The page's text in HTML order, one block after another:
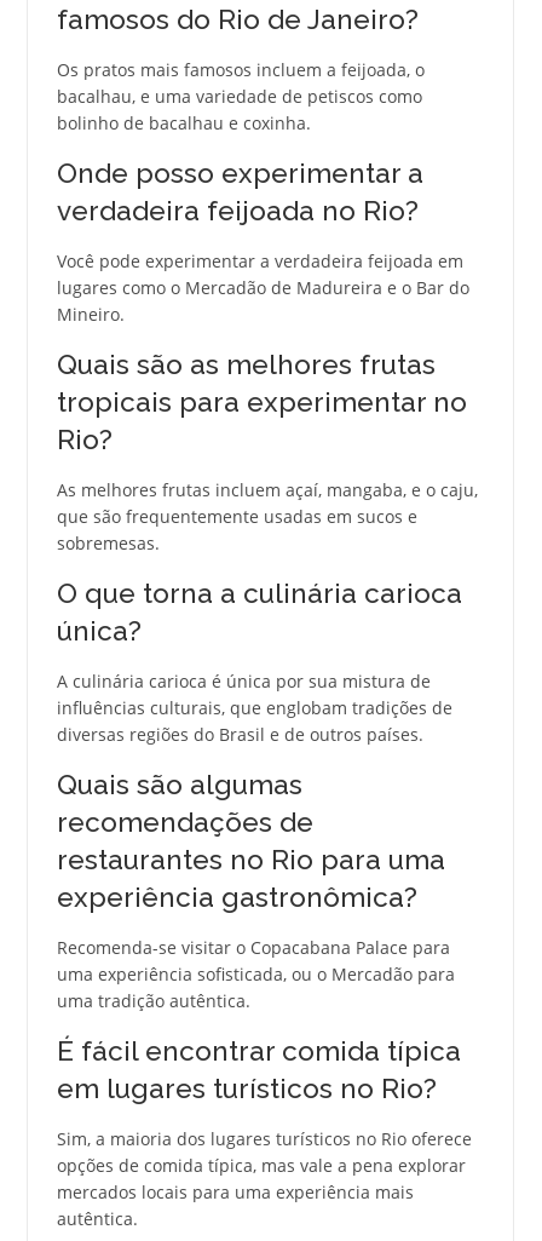
famosos do Rio de Janeiro?
Os pratos mais famosos incluem a feijoada, o
bacalhau, e uma variedade de petiscos como
bolinho de bacalhau e coxinha.
Onde posso experimentar a
verdadeira feijoada no Rio?
Você pode experimentar a verdadeira feijoada em
lugares como o Mercadão de Madureira e o Bar do
Mineiro.
Quais são as melhores frutas
tropicais para experimentar no
Rio?
As melhores frutas incluem açaí, mangaba, e o caju,
que são frequentemente usadas em sucos e
sobremesas.
O que torna a culinária carioca
única?
A culinária carioca é única por sua mistura de
influências culturais, que englobam tradições de
diversas regiões do Brasil e de outros países.
Quais são algumas
recomendações de
restaurantes no Rio para uma
experiência gastronômica?
Recomenda-se visitar o Copacabana Palace para
uma experiência sofisticada, ou o Mercadão para
uma tradição autêntica.
É fácil encontrar comida típica
em lugares turísticos no Rio?
Sim, a maioria dos lugares turísticos no Rio oferece
opções de comida típica, mas vale a pena explorar
mercados locais para uma experiência mais
autêntica.